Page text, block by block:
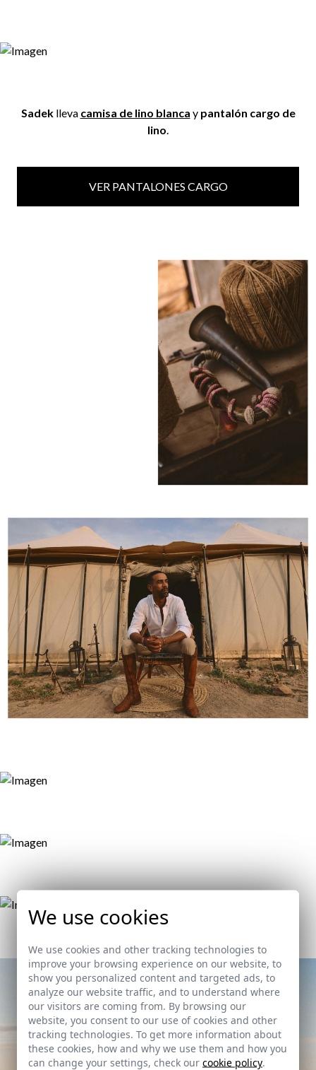
Sadeklleva camisa de lino blanca y pantalón cargo de
lino.
VER PANTALONES CARGO
We use cookies
We use cookies and other tracking technologies to
improve your browsing experience on our website, to
show you personalized content and targeted ads, to
analyze our website traffic, and to understand where
our visitors are coming from. By browsing our
website, you consent to our use of cookies and other
tracking technologies. To get more information about
these cookies, how and why we use them and how you
can change your settings, check our cookie policy.